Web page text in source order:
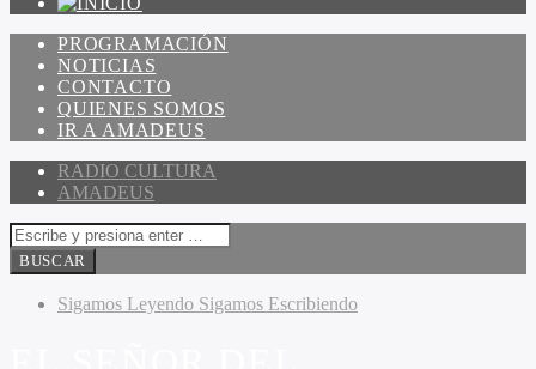
PROGRAMACIÓN
NOTICIAS
CONTACTO
QUIENES SOMOS
IR A AMADEUS
RADIO CULTURA
AMADEUS
Sigamos Leyendo Sigamos Escribiendo